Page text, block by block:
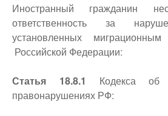
Иностранный гражданин
ответственность за
установленных миграционным
Российской Федерации:
Статья 18.8.1 Кодекса об
правонарушениях РФ: